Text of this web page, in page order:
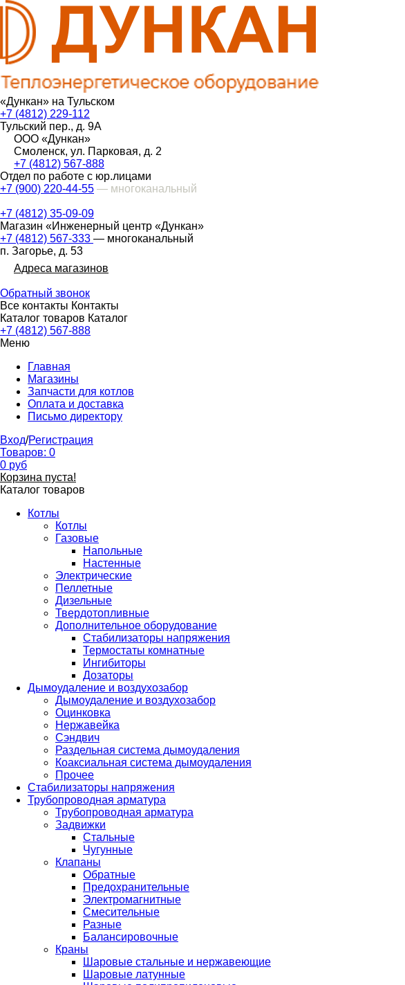
«Дункан» на Тульском
+7 (4812) 229-112
Тульский пер., д. 9А
ООО «Дункан»
Смоленск, ул. Парковая, д. 2
+7 (4812) 567-888
Отдел по работе с юр.лицами
+7 (900) 220-44-55 — многоканальный
+7 (4812) 35-09-09
Магазин «Инженерный центр «Дункан»
+7 (4812) 567-333 — многоканальный
п. Загорье, д. 53
Адреса магазинов
Обратный звонок
Все контакты Контакты
Каталог товаров Каталог
+7 (4812) 567-888
Меню
Главная
Магазины
Запчасти для котлов
Оплата и доставка
Письмо директору
Вход/Регистрация
Товаров: 0
0 руб
Корзина пуста!
Каталог товаров
Котлы
Котлы
Газовые
Напольные
Настенные
Электрические
Пеллетные
Дизельные
Твердотопливные
Дополнительное оборудование
Стабилизаторы напряжения
Термостаты комнатные
Ингибиторы
Дозаторы
Дымоудаление и воздухозабор
Дымоудаление и воздухозабор
Оцинковка
Нержавейка
Сэндвич
Раздельная система дымоудаления
Коаксиальная система дымоудаления
Прочее
Стабилизаторы напряжения
Трубопроводная арматура
Трубопроводная арматура
Задвижки
Стальные
Чугунные
Клапаны
Обратные
Предохранительные
Электромагнитные
Смесительные
Разные
Балансировочные
Краны
Шаровые стальные и нержавеющие
Шаровые латунные